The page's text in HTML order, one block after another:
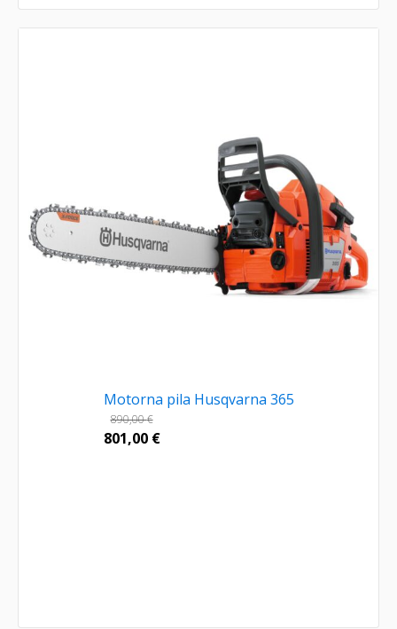
Motorna pila Husqvarna 365
890,00€
801,00 €